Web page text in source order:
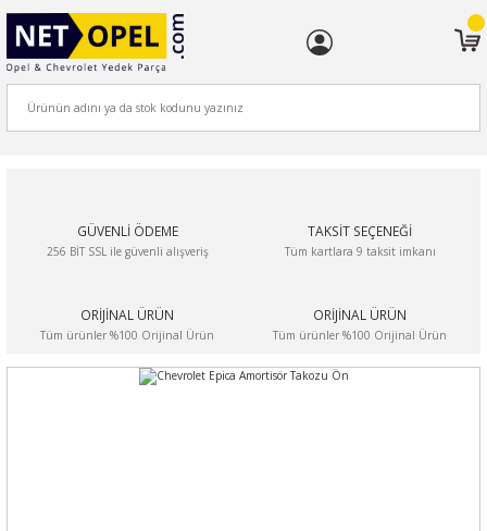
GÜVENLİ ÖDEME
256 BİT SSL ile güvenli alışveriş
TAKSİT SEÇENEĞİ
Tüm kartlara 9 taksit imkanı
ORİJİNAL ÜRÜN
Tüm ürünler %100 Orijinal Ürün
ORİJİNAL ÜRÜN
Tüm ürünler %100 Orijinal Ürün